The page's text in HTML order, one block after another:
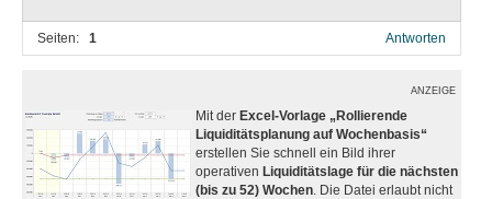
Seiten: 1 Antworten
ANZEIGE
Mit der Excel-Vorlage „Rollierende
Liquiditätsplanung auf Wochenbasis“
erstellen Sie schnell ein Bild ihrer
operativen Liquiditätslage für die nächsten
(bis zu 52) Wochen . Die Datei erlaubt nicht